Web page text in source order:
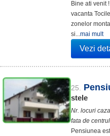
Bine ati venit
vacanta
zonelor
si...mai mult
Vezi
25.
stele
Nr. locuri
fata de
Pensiunea